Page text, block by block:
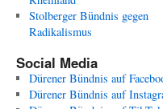
Stolberger Bündnis gegen
Radikalismus
Social Media
Dürener Bündnis auf
Dürener Bündnis auf